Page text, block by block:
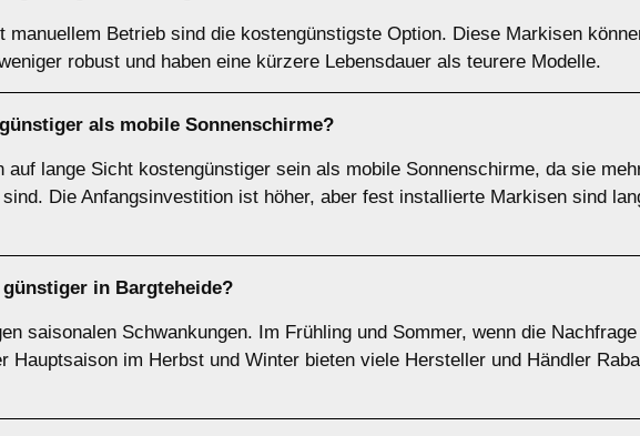
manuellem Betrieb sind die kostengünstigste Option. Diese Markisen
robust und haben eine kürzere Lebensdauer als teurere Modelle.
als mobile Sonnenschirme?
lange Sicht kostengünstiger sein als mobile Sonnenschirme, da sie
Die Anfangsinvestition ist höher, aber fest installierte Markisen sind
in Bargteheide?
saisonalen Schwankungen. Im Frühling und Sommer, wenn die
Hauptsaison im Herbst und Winter bieten viele Hersteller und Händler